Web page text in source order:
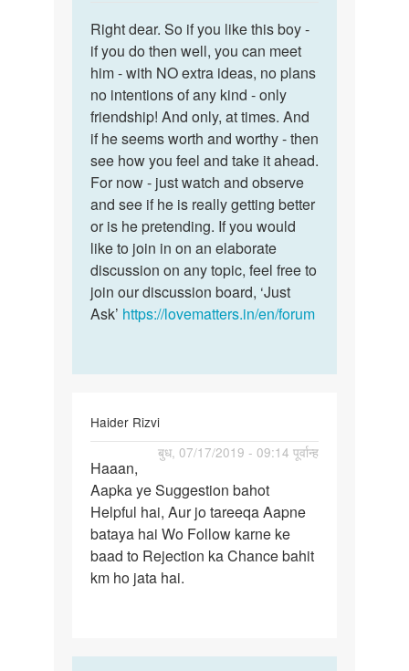
to
Mam
one
boy
always
come
to…
by
Shrishti
Right
dear.
So
if
you
like…
Right dear. So if you like this boy -
if you do then well, you can meet
him - with NO extra ideas, no plans
no intentions of any kind - only
friendship! And only, at times. And
if he seems worth and worthy - then
see how you feel and take it ahead.
For now - just watch and observe
and see if he is really getting better
or is he pretending. If you would
like to join in on an elaborate
discussion on any topic, feel free to
join our discussion board, ‘Just
Ask’ https://lovematters.in/en/forum
Haider Rizvi
बुध, 07/17/2019 - 09:14 पूर्वान्ह
Haaan,
Aapka
ye
Suggestion…
Haaan,
Aapka ye Suggestion bahot
Helpful hai, Aur jo tareeqa Aapne
bataya hai Wo Follow karne ke
baad to Rejection ka Chance bahit
km ho jata hai.